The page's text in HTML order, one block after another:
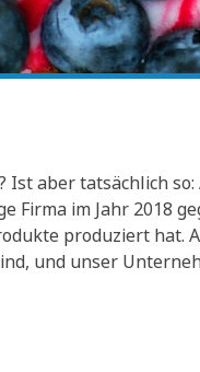
aber tatsächlich so:
Firma im Jahr 2018
produziert hat.
und unser